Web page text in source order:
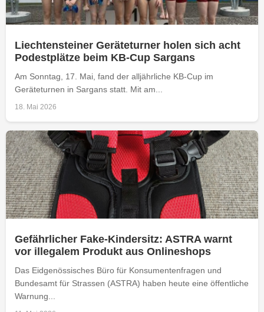
Liechtensteiner Geräteturner holen sich acht
Podestplätze beim KB-Cup Sargans
Am Sonntag, 17. Mai, fand der alljährliche KB-Cup im
Geräteturnen in Sargans statt. Mit am...
18. Mai 2026
Gefährlicher Fake-Kindersitz: ASTRA warnt
vor illegalem Produkt aus Onlineshops
Das Eidgenössisches Büro für Konsumentenfragen und
Bundesamt für Strassen (ASTRA) haben heute eine öffentliche
Warnung...